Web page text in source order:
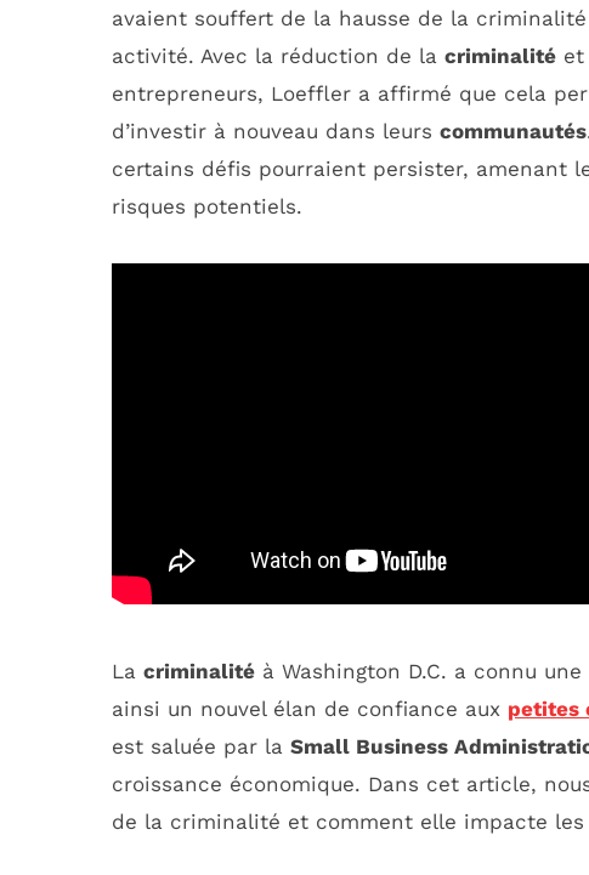
avaient souffert de la hausse de la
activité. Avec la réduction de la criminalité et
entrepreneurs, Loeffler a affirmé que cela
d’investir à nouveau dans leurs communautés
certains défis pourraient persister, amenant
risques potentiels.
La criminalité à Washington D.C. a connu
ainsi un nouvel élan de confiance aux petites
est saluée par la Small Business
croissance économique. Dans cet article,
de la criminalité et comment elle impacte les